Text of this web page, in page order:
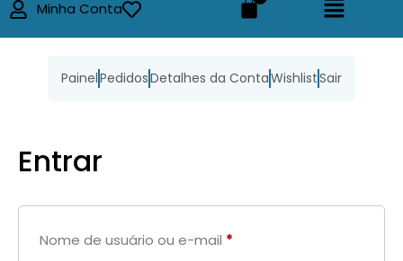
Minha Conta
PainelPedidosDetalhes da ContaWishlistSair
Entrar
Nome de usuário ou e-mail *